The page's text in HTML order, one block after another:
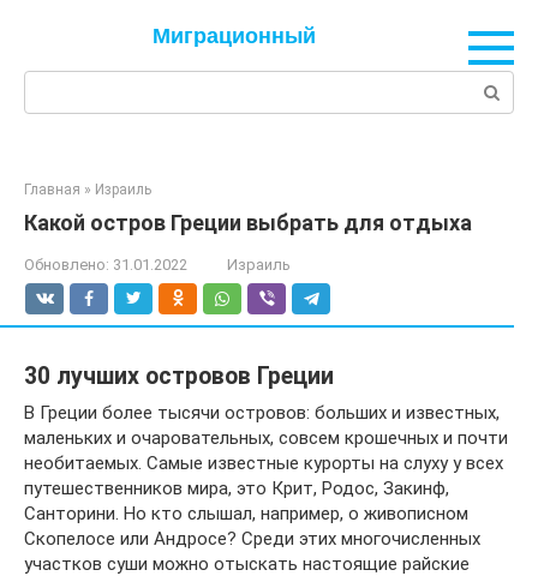
Миграционный
Главная » Израиль
Какой остров Греции выбрать для отдыха
Обновлено: 31.01.2022 Израиль
30 лучших островов Греции
В Греции более тысячи островов: больших и известных,
маленьких и очаровательных, совсем крошечных и почти
необитаемых. Самые известные курорты на слуху у всех
путешественников мира, это Крит, Родос, Закинф,
Санторини. Но кто слышал, например, о живописном
Скопелосе или Андросе? Среди этих многочисленных
участков суши можно отыскать настоящие райские